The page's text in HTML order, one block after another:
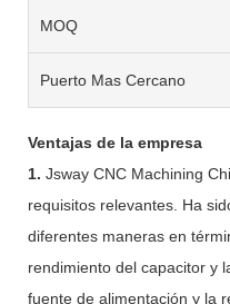
MOQ
Puerto Mas Cercano
Ventajas de la empresa
1. Jsway CNC Machining
requisitos relevantes. Ha
diferentes maneras en
rendimiento del capacitor y
fuente de alimentación y la